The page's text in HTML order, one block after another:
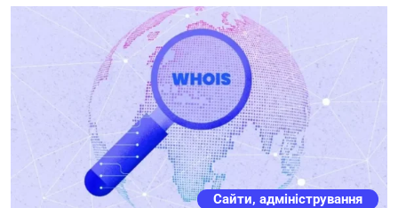
Сайти, адміністрування